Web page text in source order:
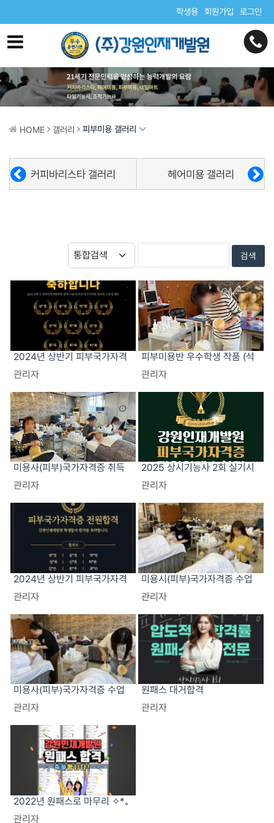
학생용 회원가입 로그인
HOME 갤러리 피부미용 갤러리
커피바리스타 갤러리 헤어미용 갤러리
2024년 상반기 피부국가자격
증 전원합격
관리자
피부미용반 우수학생 작품 (석
고 마스크)
관리자
미용사(피부)국가자격증 취득
반 수업현장
관리자
2025 상시기능사 2회 실기시
험 전원합격
관리자
2024년 상반기 피부국가자격
증 전원합격
관리자
미용시(피부)국가자격증 수업
현장
관리자
미용사(피부)국가자격증 수업
현장
관리자
원패스 대거합격
관리자
2022년 원패스로 마무리 ✧*｡
관리자